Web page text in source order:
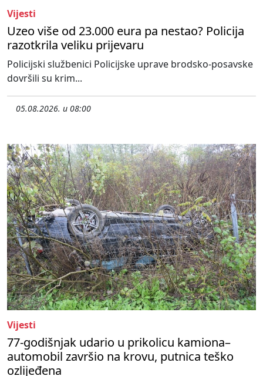
Vijesti
Uzeo više od 23.000 eura pa nestao? Policija
razotkrila veliku prijevaru
Policijski službenici Policijske uprave brodsko-posavske
dovršili su krim...
05.08.2026. u 08:00
Vijesti
77-godišnjak udario u prikolicu kamiona–
automobil završio na krovu, putnica teško
ozlijeđena